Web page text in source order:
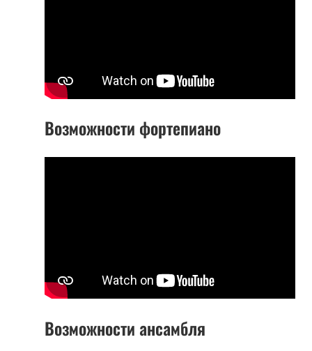
Возможности фортепиано
Возможности ансамбля